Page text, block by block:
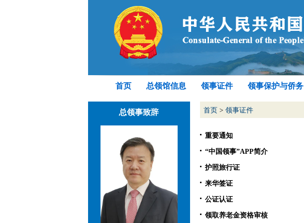
首页 总领馆信息 领事证件 领事保护与侨务
总领事致辞 首页 > 领事证件
重要通知
“中国领事”APP简介
护照旅行证
来华签证
公证认证
领取养老金资格审核